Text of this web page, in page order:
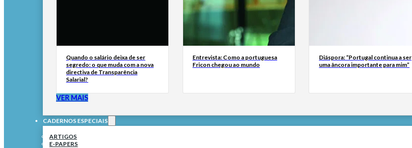
Quando o salário deixa de ser
segredo: o que muda com a nova
directiva de Transparência
Salarial?
Entrevista: Como a portuguesa
Fricon chegou ao mundo
Diáspora: “Portugal continua a ser
uma âncora importante para mim”
VER MAIS
CADERNOS ESPECIAIS
ARTIGOS
E-PAPERS